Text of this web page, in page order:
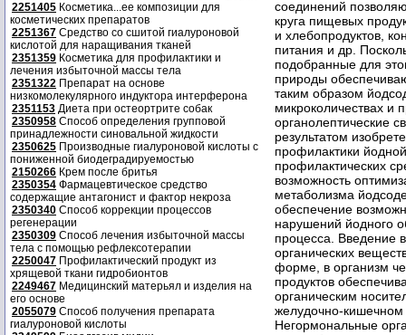
2251405 Косметика...ее композиции для
косметических препаратов
2251367 Средство со сшитой гиалуроновой
кислотой для наращивания тканей
2351359 Косметика для профилактики и
лечения избыточной массы тела
2351322 Препарат на основе
низкомолекулярного индуктора интерферона
2351153 Диета при остеортрите собак
2350958 Способ определения групповой
принадлежности синовальной жидкости
2350625 Производные гиалуроновой кислоты с
пониженной биодеградируемостью
2150266 Крем после бритья
2350354 Фармацевтическое средство
содержащие антагонист и фактор некроза
2350340 Способ коррекции процессов
регенерации
2350309 Способ лечения избыточной массы
тела с помощью рефлексотерапии
2250047 Профилактический продукт из
хрящевой ткани гидробионтов
2249467 Медицинский матерьял и изделия на
его основе
2055079 Способ получения препарата
гиалуроновой кислоты